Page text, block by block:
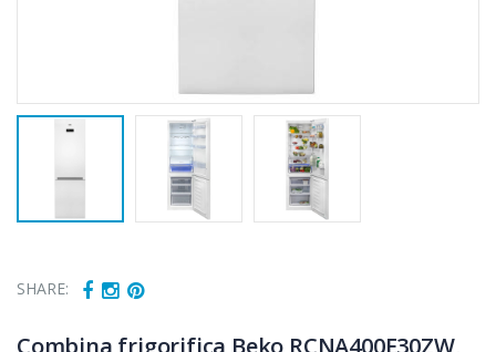
SHARE:
Combina frigorifica Beko RCNA400E30ZW,